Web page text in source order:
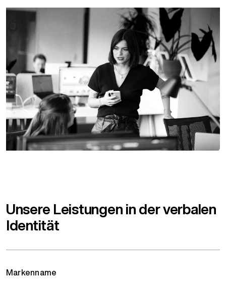
Unsere Leistungen in der verbalen
Identität
Markenname